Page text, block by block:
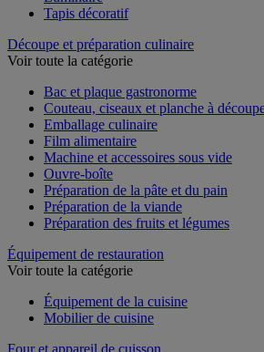
Luminaire
Découpe et préparation culinaire
Bac et plaque gastronorme
Couteau, ciseaux et planche à découper
Emballage culinaire
Film alimentaire
Machine et accessoires sous vide
Ouvre-boîte
Préparation de la pâte et du pain
Préparation de la viande
Équipement de restauration
Équipement de la cuisine